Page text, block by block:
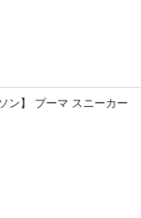
ン】 プーマ スニーカー